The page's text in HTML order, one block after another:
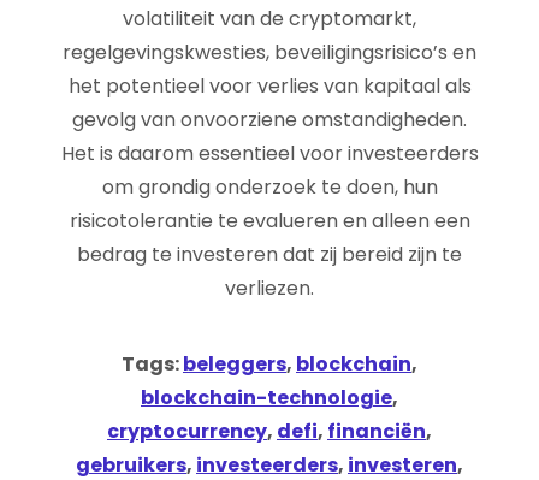
volatiliteit van de cryptomarkt,
regelgevingskwesties, beveiligingsrisico’s en
het potentieel voor verlies van kapitaal als
gevolg van onvoorziene omstandigheden.
Het is daarom essentieel voor investeerders
om grondig onderzoek te doen, hun
risicotolerantie te evalueren en alleen een
bedrag te investeren dat zij bereid zijn te
verliezen.
Tags:beleggers, blockchain,
blockchain-technologie,
cryptocurrency, defi, financiën,
gebruikers, investeerders, investeren,